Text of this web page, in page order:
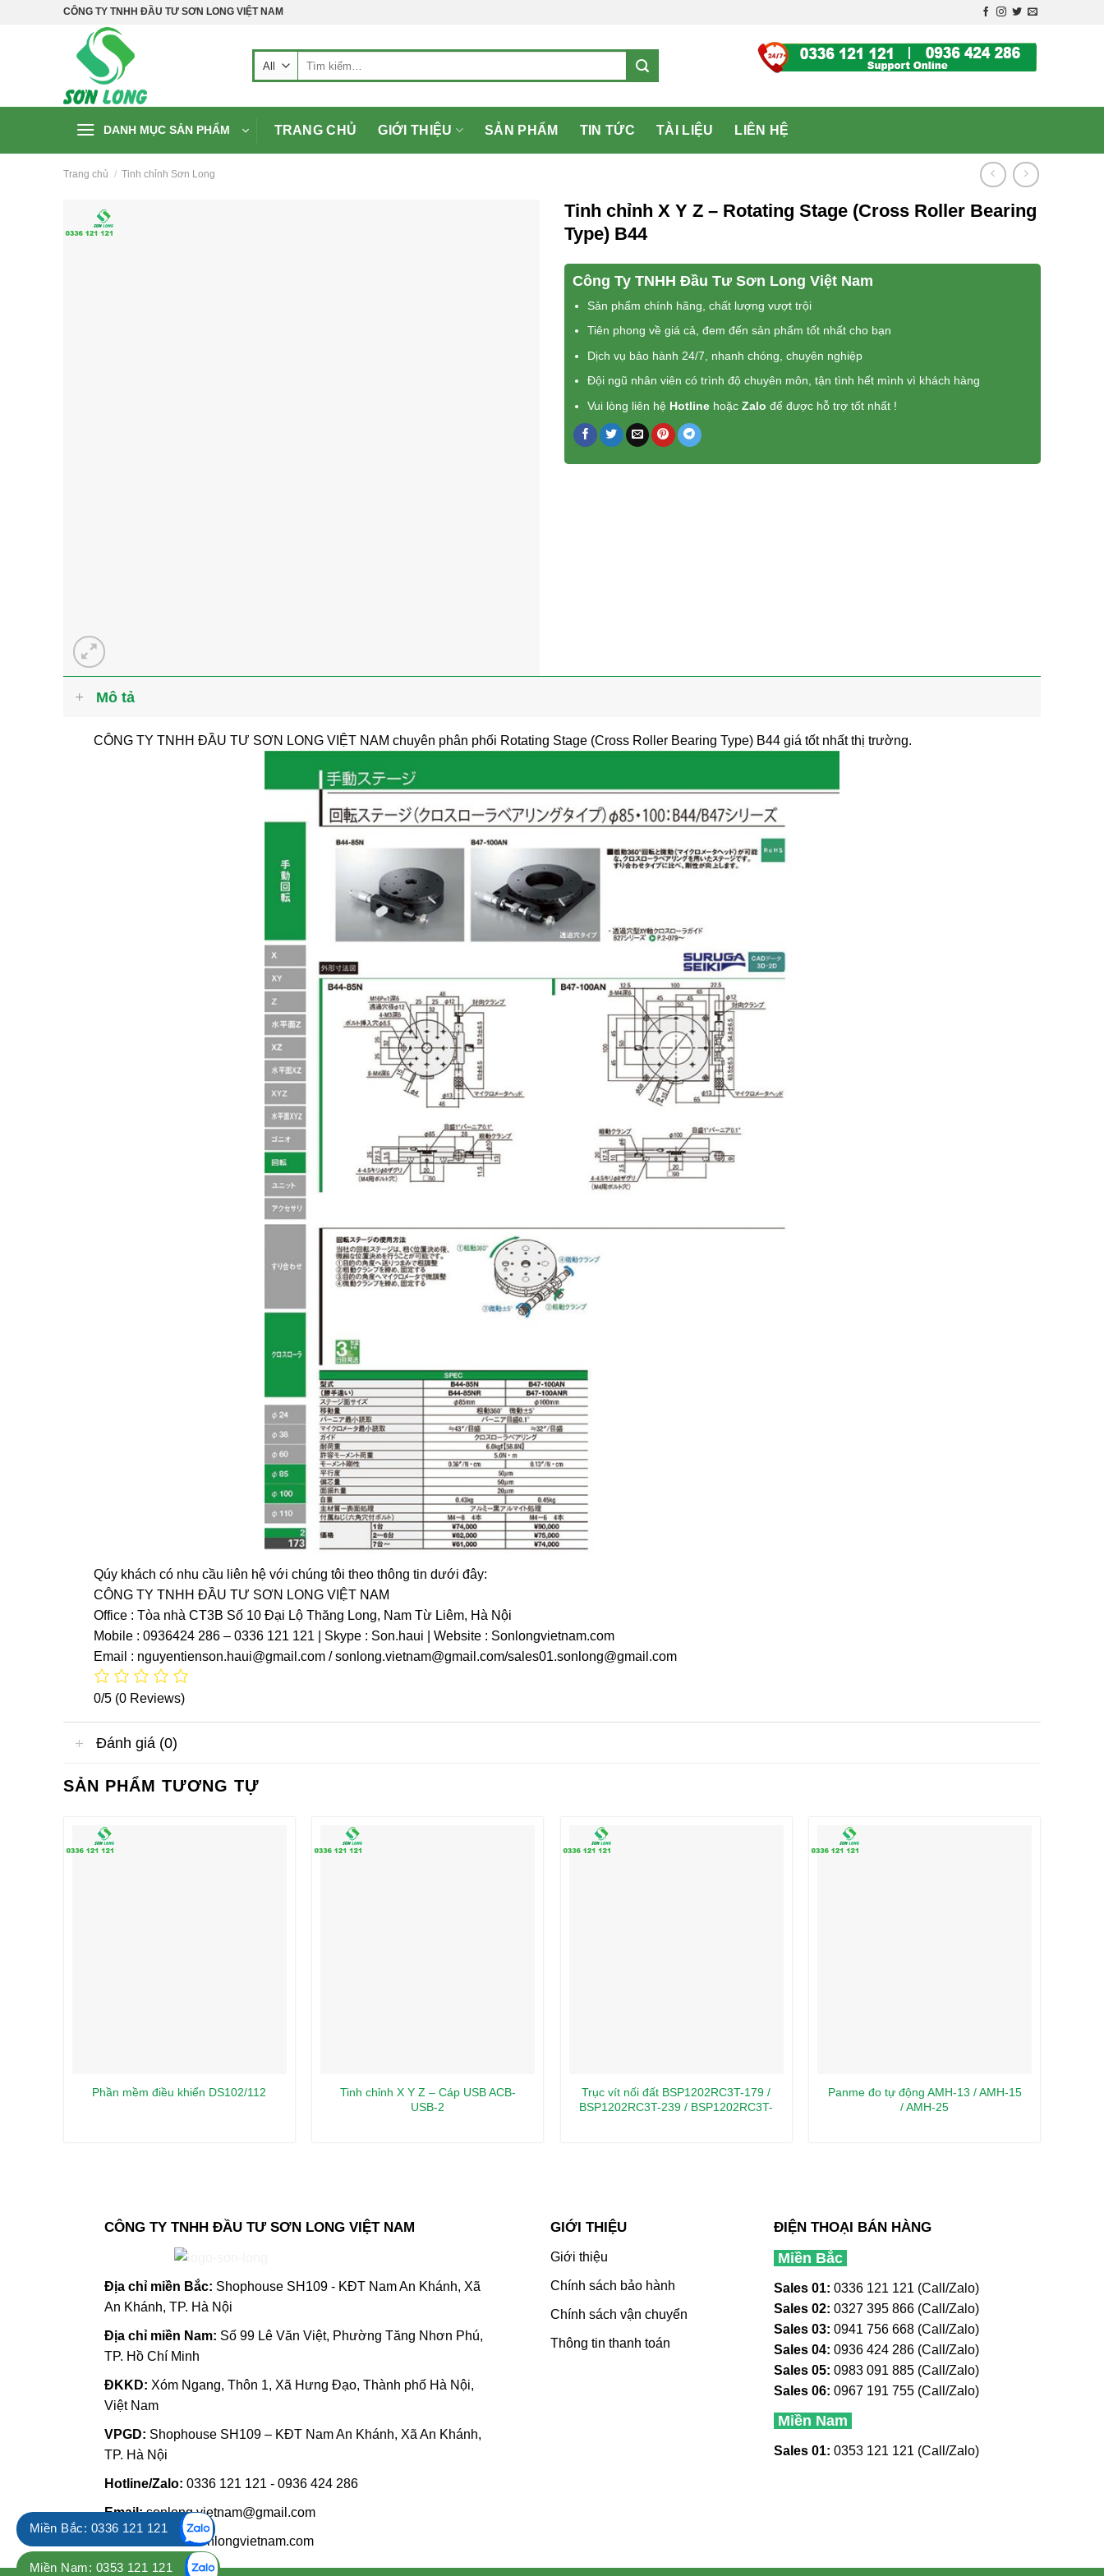
CÔNG TY TNHH ĐẦU TƯ SƠN LONG VIỆT NAM
kiếm:
DANH MỤC SẢN PHẨM TRANG CHỦ GIỚI THIỆU SẢN PHẨM TIN TỨC TÀI LIỆU LIÊN HỆ
Trang chủ / Tinh chỉnh Sơn Long
Tinh chỉnh X Y Z – Rotating Stage (Cross Roller Bearing
Type) B44
Công Ty TNHH Đầu Tư Sơn Long Việt Nam
Sản phẩm chính hãng, chất lượng vượt trội
Tiên phong về giá cả, đem đến sản phẩm tốt nhất cho bạn
Dịch vụ bảo hành 24/7, nhanh chóng, chuyên nghiệp
Đội ngũ nhân viên có trình độ chuyên môn, tận tình hết mình vì khách hàng
Vui lòng liên hệ Hotline hoặcZalo để được hỗ trợ tốt nhất !
Mô tả
CÔNG TY TNHH ĐẦU TƯ SƠN LONG VIỆT NAM chuyên phân phối Rotating Stage (Cross Roller Bearing Type) B44 giá tốt nhất thị trường.
Qúy khách có nhu cầu liên hệ với chúng tôi theo thông tin dưới đây:
CÔNG TY TNHH ĐẦU TƯ SƠN LONG VIỆT NAM
Office : Tòa nhà CT3B Số 10 Đại Lộ Thăng Long, Nam Từ Liêm, Hà Nội
Mobile : 0936424 286 – 0336 121 121 | Skype : Son.haui | Website : Sonlongvietnam.com
Email : nguyentienson.haui@gmail.com / sonlong.vietnam@gmail.com/sales01.sonlong@gmail.com
0/5 (0 Reviews)
Đánh giá (0)
SẢN PHẨM TƯƠNG TỰ
Phần mềm điều khiển DS102/112
Tinh chỉnh X Y Z – Cáp USB ACB-
USB-2
Trục vít nối đất BSP1202RC3T-179 /
BSP1202RC3T-239 / BSP1202RC3T-
Panme đo tự động AMH-13 / AMH-15
/ AMH-25
CÔNG TY TNHH ĐẦU TƯ SƠN LONG VIỆT NAM
Địa chỉ miền Bắc: Shophouse SH109 - KĐT Nam An Khánh, Xã
An Khánh, TP. Hà Nội
Địa chỉ miền Nam: Số 99 Lê Văn Việt, Phường Tăng Nhơn Phú,
TP. Hồ Chí Minh
ĐKKD: Xóm Ngang, Thôn 1, Xã Hưng Đạo, Thành phố Hà Nội,
Việt Nam
VPGD: Shophouse SH109 – KĐT Nam An Khánh, Xã An Khánh,
TP. Hà Nội
Hotline/Zalo: 0336 121 121 - 0936 424 286
Email:sonlong.vietnam@gmail.com
www.sonlongvietnam.com
GIỚI THIỆU
Giới thiệu
Chính sách bảo hành
Chính sách vận chuyển
Thông tin thanh toán
ĐIỆN THOẠI BÁN HÀNG
Miền Bắc
Sales 01: 0336 121 121 (Call/Zalo)
Sales 02: 0327 395 866 (Call/Zalo)
Sales 03: 0941 756 668 (Call/Zalo)
Sales 04: 0936 424 286 (Call/Zalo)
Sales 05: 0983 091 885 (Call/Zalo)
Sales 06: 0967 191 755 (Call/Zalo)
Miền Nam
Sales 01: 0353 121 121 (Call/Zalo)
Miền Bắc: 0336 121 121
Miền Nam: 0353 121 121